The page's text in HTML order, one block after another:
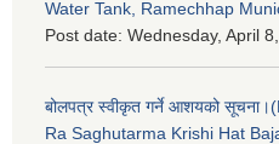
Water Tank, Ramechhap
Post date: Wednesday, April
बोलपत्र स्वीकृत गर्ने आशयको
Ra Saghutarma Krishi Hat